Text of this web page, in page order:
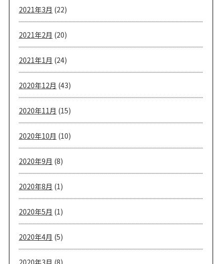
2021年3月 (22)
2021年2月 (20)
2021年1月 (24)
2020年12月 (43)
2020年11月 (15)
2020年10月 (10)
2020年9月 (8)
2020年8月 (1)
2020年5月 (1)
2020年4月 (5)
2020年3月 (8)